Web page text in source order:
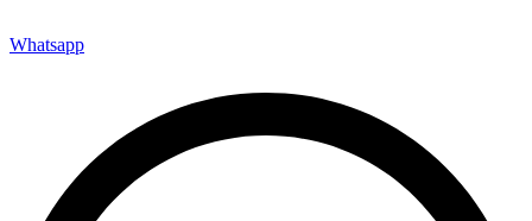
Whatsapp